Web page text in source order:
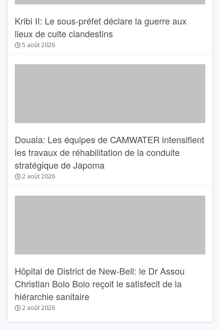
Kribi II: Le sous-préfet déclare la guerre aux
lieux de culte clandestins
5 août 2026
Douala: Les équipes de CAMWATER intensifient
les travaux de réhabilitation de la conduite
stratégique de Japoma
2 août 2026
Hôpital de District de New-Bell: le Dr Assou
Christian Bolo Bolo reçoit le satisfecit de la
hiérarchie sanitaire
2 août 2026